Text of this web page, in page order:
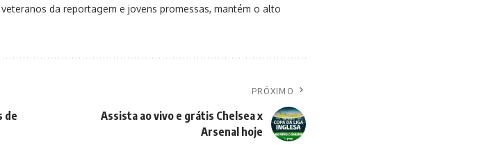
da reportagem e jovens promessas, mantém o alto
de
PRÓXIMO
Assista ao vivo e grátis Chelsea x
Arsenal hoje